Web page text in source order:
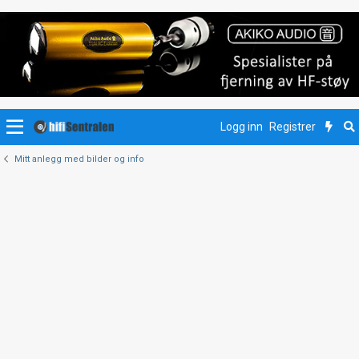
Logg inn Registrer
Mitt anlegg med bilder og info